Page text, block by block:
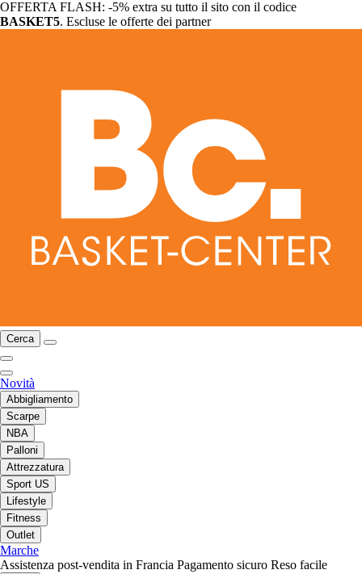
OFFERTA FLASH: -5% extra su tutto il sito con il codice
BASKET5. Escluse le offerte dei partner
Cerca
Novità
Abbigliamento
Scarpe
NBA
Palloni
Attrezzatura
Sport US
Lifestyle
Fitness
Outlet
Marche
Assistenza post-vendita in Francia Pagamento sicuro Reso facile